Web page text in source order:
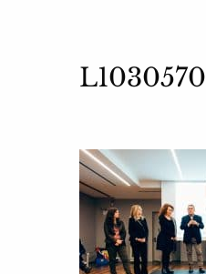
L1030570